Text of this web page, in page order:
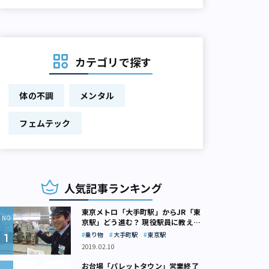
カテゴリで探す
体の不調 メンタル
フェムテック
人気記事ランキング
東京メトロ「大手町駅」からJR「東
京駅」どう進む？ 現役駅員に教えて
もらいました
乗り物 大手町駅
東京駅
2019.02.10
お台場「パレットタウン」営業終了